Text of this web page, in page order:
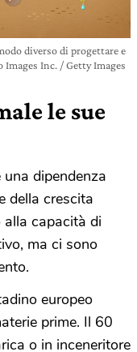
diverso di progettare e
Inc. / Getty Images
le sue
una dipendenza
della crescita
alla capacità di
ma ci sono
europeo
prime. Il 60
o in inceneritore